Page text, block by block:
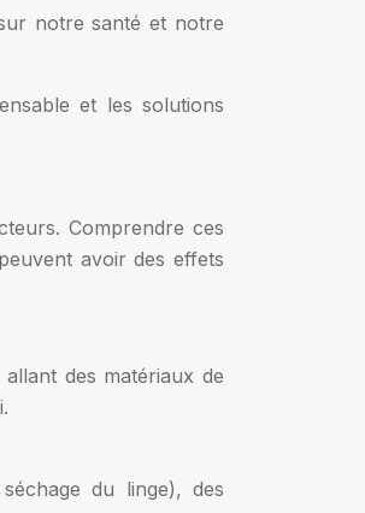
notre santé et notre
et les solutions
Comprendre ces
avoir des effets
des matériaux de
du linge), des